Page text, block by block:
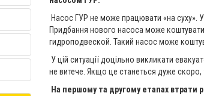
Насос ГУР не може працювати «на суху».
Придбання нового насоса може коштувати
гидроподвеской. Такий насос може
У цій ситуації доцільно викликати
не витече. Якщо це станеться дуже скоро,
На першому та другому етапах втрати